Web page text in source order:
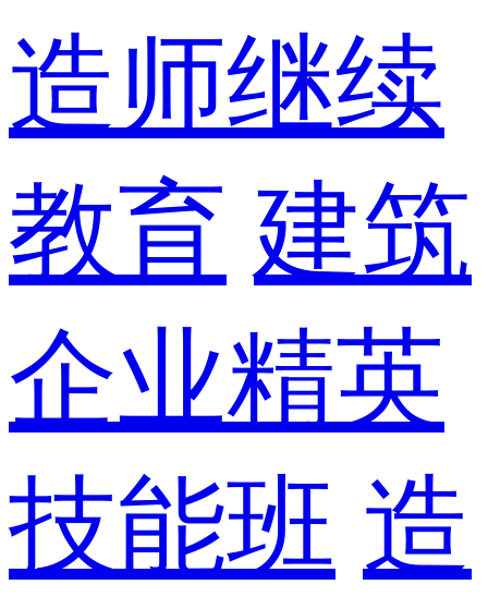
造师继续
教育 建筑
企业精英
技能班 造